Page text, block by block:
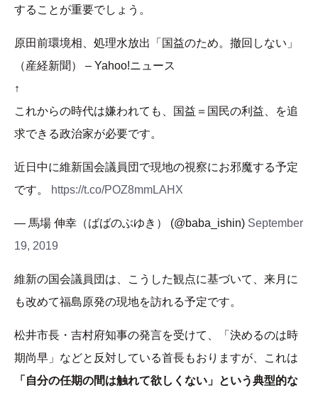
することが重要でしょう。
原田前環境相、処理水放出「国益のため。撤回しない」
（産経新聞） – Yahoo!ニュース
↑
これからの時代は嫌われても、国益＝国民の利益、を追
求できる政治家が必要です。
近日中に維新国会議員団で現地の視察にお邪魔する予定
です。
https://t.co/POZ8mmLAHX
— 馬場 伸幸（ばばのぶゆき） (@baba_ishin) September
19, 2019
維新の国会議員団は、こうした観点に基づいて、来月に
も改めて福島原発の現地を訪れる予定です。
松井市長・吉村府知事の発言を受けて、「決めるのは時
期尚早」などと反対している首長もおりますが、これは
「自分の任期の間は触れて欲しくない」という典型的な